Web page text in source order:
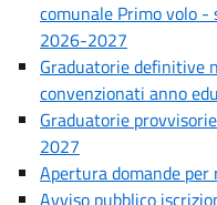
comunale Primo volo -
2026-2027
Graduatorie definitive
convenzionati anno
Graduatorie
2027
Apertura domande
Avviso pubblico